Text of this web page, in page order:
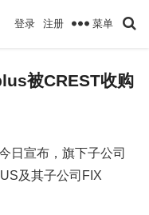
登录 注册 菜单
被CREST收购
日宣布，旗下子公司
及其子公司FIX